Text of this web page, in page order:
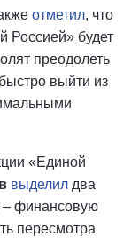
отметил, что
Россией» будет
преодолеть
выйти из
«Единой
выделил два
– финансовую
пересмотра